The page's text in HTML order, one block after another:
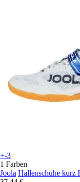
+-3
1 Farben
Joola Hallenschuhe kurz